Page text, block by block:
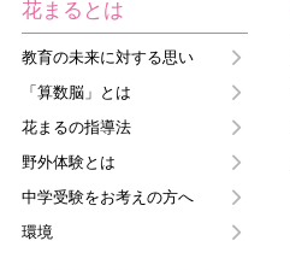
花まるとは
教育の未来に対する思い
「算数脳」とは
花まるの指導法
野外体験とは
中学受験をお考えの方へ
環境